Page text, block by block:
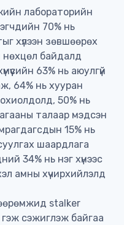
лабораторийн
70% нь
хүлээн зөвшөөрөх
нөхцөл байдалд
63% нь аюулгүй
64% нь хууран
50% нь
талаар мэдсэн
15% нь
шаардлага
34% нь нэг хүнээс
амны хүчирхийлэлд
stalker
сэжиглэж байгаа